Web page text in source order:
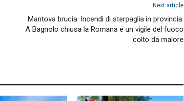
Next article
Mantova brucia. Incendi di sterpaglia in provincia.
A Bagnolo chiusa la Romana e un vigile del fuoco
colto da malore